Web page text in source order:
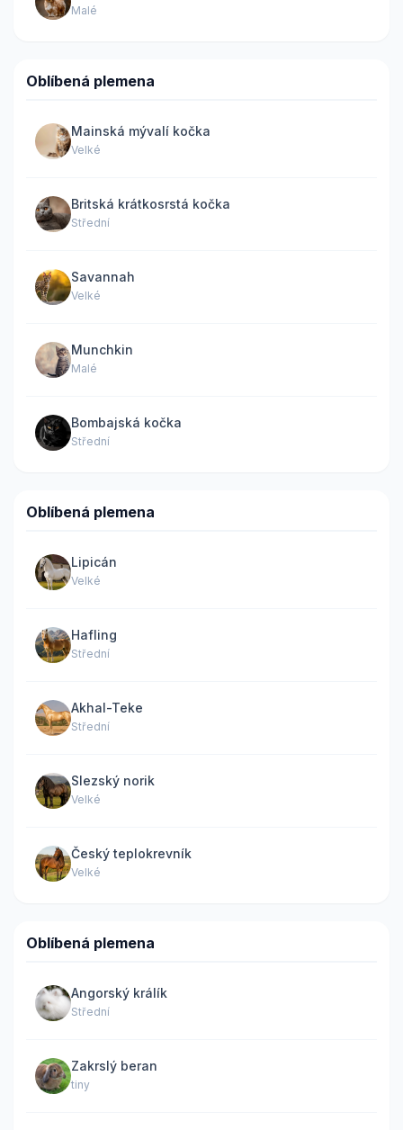
Malé
Oblíbená plemena
Mainská mývalí kočka
Velké
Britská krátkosrstá kočka
Střední
Savannah
Velké
Munchkin
Malé
Bombajská kočka
Střední
Oblíbená plemena
Lipicán
Velké
Hafling
Střední
Akhal-Teke
Střední
Slezský norik
Velké
Český teplokrevník
Velké
Oblíbená plemena
Angorský králík
Střední
Zakrslý beran
tiny